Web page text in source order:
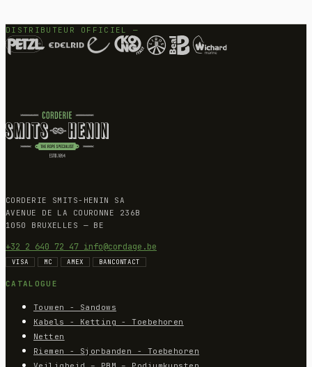
DISTRIBUTEUR OFFICIEL —
CORDERIE SMITS-HENIN SA
AVENUE DE LA COURONNE 236B
1050 BRUXELLES — BE
+32 2 640 72 47 info@cordage.be
VISA MC AMEX BANCONTACT
CATALOGUE
Touwen - Sandows
Kabels - Ketting - Toebehoren
Netten
Riemen - Sjorbanden - Toebehoren